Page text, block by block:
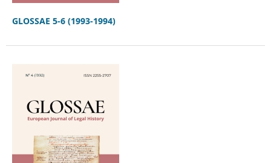
GLOSSAE 5-6 (1993-1994)